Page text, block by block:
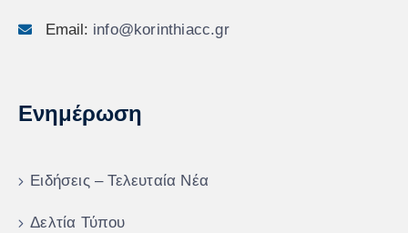
Email: info@korinthiacc.gr
Ενημέρωση
Ειδήσεις – Τελευταία Νέα
Δελτία Τύπου